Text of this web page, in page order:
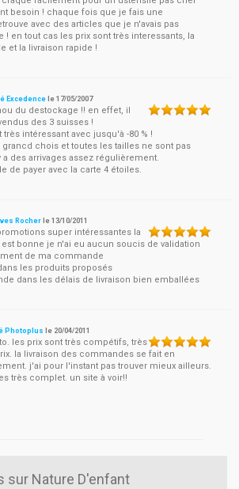
besoin ! chaque fois que je fais une
avec des articles que je n'avais pas
! en tout cas les prix sont très interessants, la
et la livraison rapide !
Excedence le17/05/2007
du destockage !! en effet, il
des 3 suisses !
intéressant avec jusqu'à -80 % !
grancd chois et toutes les tailles ne sont pas
des arrivages assez régulièrement.
de payer avec la carte 4 étoiles.
Rocher le13/10/2011
super intéressantes la
bonne je n'ai eu aucun soucis de validation
de ma commande
les produits proposés
dans les délais de livraison bien emballées
Photoplus le 20/04/2011
les prix sont très compétifs, très
la livraison des commandes se fait en
j'ai pour l'instant pas trouver mieux ailleurs.
très complet. un site à voir!!
sur Nature D'enfant